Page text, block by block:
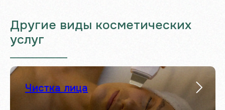
Другие виды косметических
услуг
___________________
Чистка лица